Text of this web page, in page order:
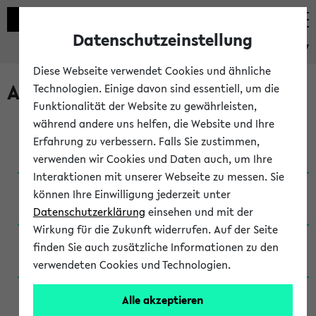
eKVV
Archivierte Studiengänge
Anglistik: British and American Studies / B.A.
(Einschreibung bis WiSe 16/17)
Anglistik: British and American Studies / B.A.
(Einschreibung bis SoSe 2015)
Anglistik: British and American Studies / B.A.
(Einschreibung bis SoSe 2013)
Anglistik: British and American Studies / Ba
(Einschreibung bis SoSe 2011)
Datenschutzeinstellung
Diese Webseite verwendet Cookies und ähnliche
Technologien. Einige davon sind essentiell, um die
Funktionalität der Website zu gewährleisten,
während andere uns helfen, die Website und Ihre
Erfahrung zu verbessern. Falls Sie zustimmen,
verwenden wir Cookies und Daten auch, um Ihre
Interaktionen mit unserer Webseite zu messen. Sie
können Ihre Einwilligung jederzeit unter
Datenschutzerklärung einsehen und mit der
Wirkung für die Zukunft widerrufen. Auf der Seite
finden Sie auch zusätzliche Informationen zu den
verwendeten Cookies und Technologien.
Alle akzeptieren